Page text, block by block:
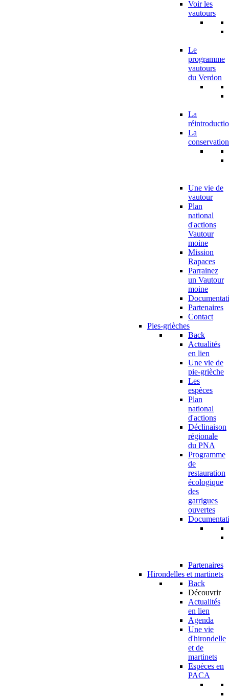
Voir les
vautours
Le
programme
vautours
du Verdon
La
La
conservation
Une vie de
vautour
Plan
national
d'actions
Vautour
moine
Mission
Rapaces
Parrainez
un Vautour
moine
Partenaires
Contact
Pies-grièches
Back
Actualités
en lien
Une vie de
pie-grièche
Les
espèces
Plan
national
d'actions
Déclinaison
régionale
du PNA
Programme
de
restauration
écologique
des
garrigues
ouvertes
Partenaires
Hirondelles et martinets
Back
Découvrir
Actualités
en lien
Agenda
Une vie
d'hirondelle
et de
martinets
Espèces en
PACA